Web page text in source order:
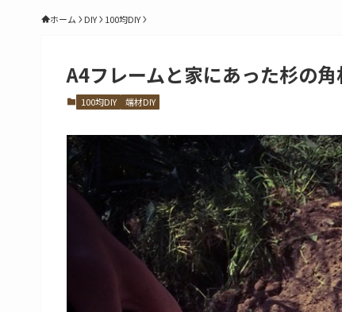
ホーム DIY 100均DIY
A4フレームと家にあった杉の
100均DIY 端材DIY